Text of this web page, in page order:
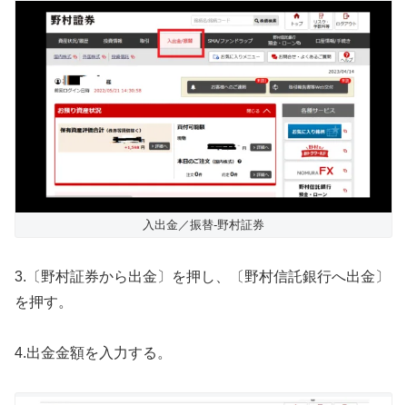
入出金／振替-野村証券
3.〔野村証券から出金〕を押し、〔野村信託銀行へ出金〕
を押す。
4.出金金額を入力する。